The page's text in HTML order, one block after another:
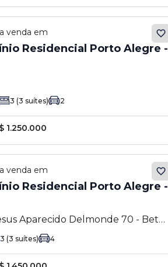
venda em
Residencial Porto Alegre -
3 (3 suítes) 2
1.250.000
venda em
Residencial Porto Alegre -
Aparecido Delmonde 70 - Betel
3 (3 suítes) 4